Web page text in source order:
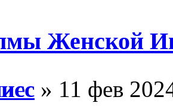
Женской
» 11 фев